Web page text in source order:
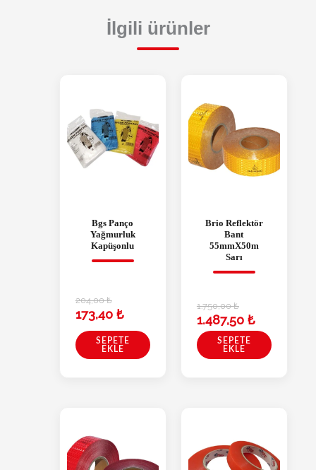
İlgili ürünler
Bgs Panço
Yağmurluk
Kapüşonlu
204,00₺
173,40 ₺
SEPETE
EKLE
Brio Reflektör
Bant
55mmX50m
Sarı
1.750,00₺
1.487,50 ₺
SEPETE
EKLE